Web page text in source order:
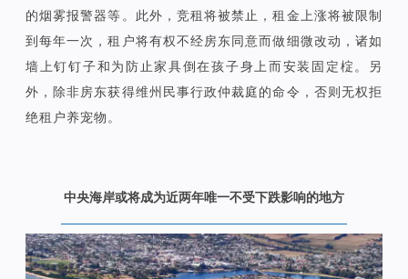
的烟雾报警器等。此外，竞租将被禁止，租金上涨将被限制
到每年一次，租户将有权不经房东同意而做细微改动，诸如
墙上钉钉子和为防止家具倒在孩子身上而安装固定椗。另
外，除非房东获得维州民事行政仲裁庭的命令，否则无权拒
绝租户养宠物。
中央海岸或将成为近两年唯一不受下跌影响的地方